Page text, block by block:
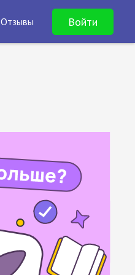
Отзывы Войти